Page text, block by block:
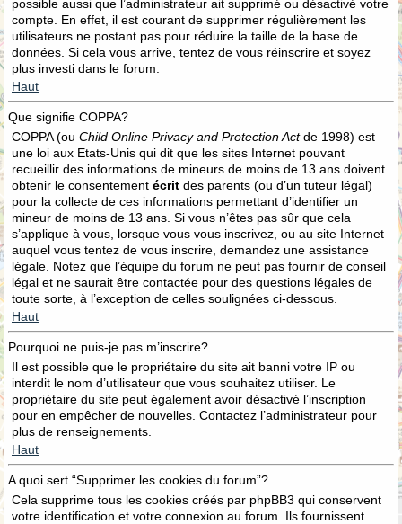
possible aussi que l’administrateur ait supprimé ou désactivé votre
compte. En effet, il est courant de supprimer régulièrement les
utilisateurs ne postant pas pour réduire la taille de la base de
données. Si cela vous arrive, tentez de vous réinscrire et soyez
plus investi dans le forum.
Haut
Que signifie COPPA?
COPPA (ou Child Online Privacy and Protection Actde 1998) est
une loi aux Etats-Unis qui dit que les sites Internet pouvant
recueillir des informations de mineurs de moins de 13 ans doivent
obtenir le consentement écrit des parents (ou d’un tuteur légal)
pour la collecte de ces informations permettant d’identifier un
mineur de moins de 13 ans. Si vous n’êtes pas sûr que cela
s’applique à vous, lorsque vous vous inscrivez, ou au site Internet
auquel vous tentez de vous inscrire, demandez une assistance
légale. Notez que l’équipe du forum ne peut pas fournir de conseil
légal et ne saurait être contactée pour des questions légales de
toute sorte, à l’exception de celles soulignées ci-dessous.
Haut
Pourquoi ne puis-je pas m’inscrire?
Il est possible que le propriétaire du site ait banni votre IP ou
interdit le nom d’utilisateur que vous souhaitez utiliser. Le
propriétaire du site peut également avoir désactivé l’inscription
pour en empêcher de nouvelles. Contactez l’administrateur pour
plus de renseignements.
Haut
A quoi sert “Supprimer les cookies du forum”?
Cela supprime tous les cookies créés par phpBB3 qui conservent
votre identification et votre connexion au forum. Ils fournissent